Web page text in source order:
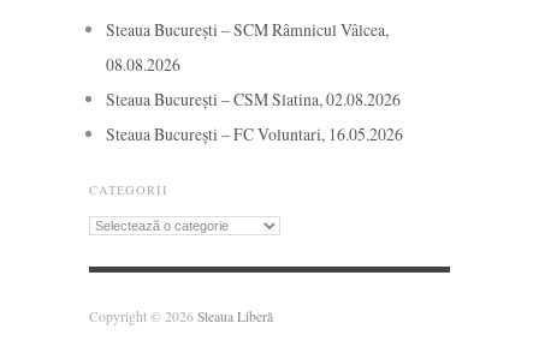
Steaua București – SCM Râmnicul Vâlcea,
08.08.2026
Steaua București – CSM Slatina, 02.08.2026
Steaua București – FC Voluntari, 16.05.2026
CATEGORII
Categorii
Copyright © 2026 Steaua Liberă